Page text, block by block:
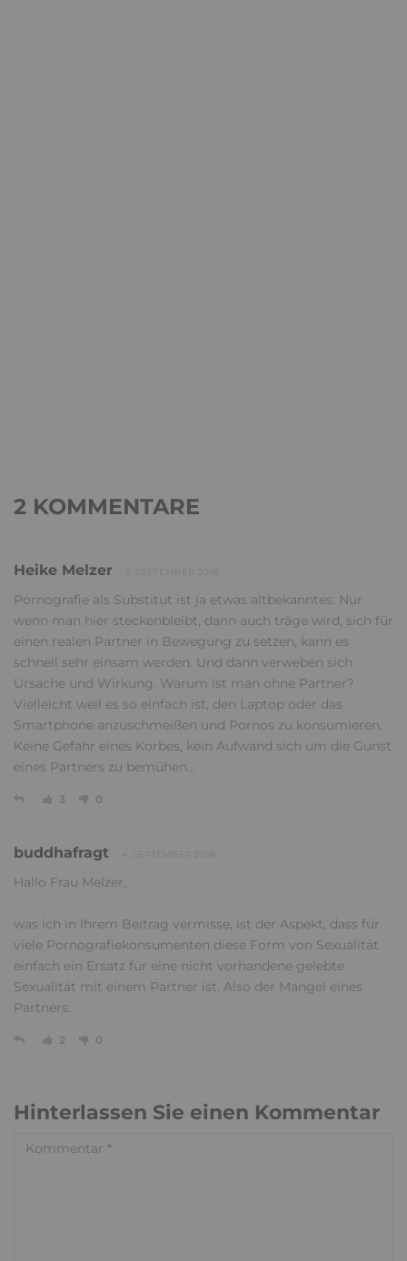
2 KOMMENTARE
Heike Melzer
Pornografie als Substitut ist ja etwas altbekanntes. Nur
wenn man hier steckenbleibt, dann auch träge wird, sich für
einen realen Partner in Bewegung zu setzen, kann es
schnell sehr einsam werden. Und dann verweben sich
Ursache und Wirkung. Warum ist man ohne Partner?
Vielleicht weil es so einfach ist, den Laptop oder das
Smartphone anzuschmeißen und Pornos zu konsumieren.
Keine Gefahr eines Korbes, kein Aufwand sich um die Gunst
eines Partners zu bemühen...
3 0
buddhafragt
Hallo Frau Melzer,
was ich in Ihrem Beitrag vermisse, ist der Aspekt, dass für
viele Pornografiekonsumenten diese Form von Sexualität
einfach ein Ersatz für eine nicht vorhandene gelebte
Sexualität mit einem Partner ist. Also der Mangel eines
Partners.
2 0
Hinterlassen Sie einen Kommentar